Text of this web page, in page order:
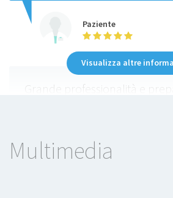
Paziente
Grande professionalità e
Visualizza altre
Multimedia